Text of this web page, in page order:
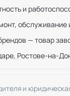
и
обслуживание
— товар
Ростове-на-
и